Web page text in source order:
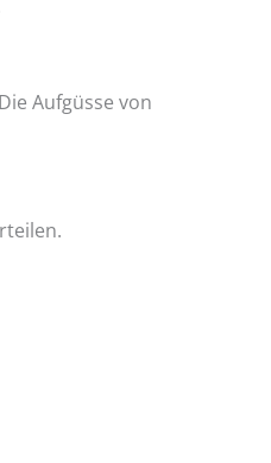
Aufgüsse von